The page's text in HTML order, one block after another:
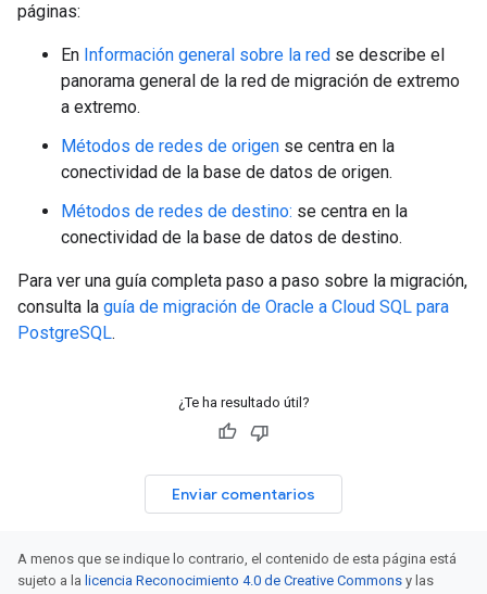
páginas:
En Información general sobre la red se describe el
panorama general de la red de migración de extremo
a extremo.
Métodos de redes de origen se centra en la
conectividad de la base de datos de origen.
Métodos de redes de destino: se centra en la
conectividad de la base de datos de destino.
Para ver una guía completa paso a paso sobre la migración,
consulta la guía de migración de Oracle a Cloud SQL para
PostgreSQL.
¿Te ha resultado útil?
Enviar comentarios
A menos que se indique lo contrario, el contenido de esta página está
sujeto a la licencia Reconocimiento 4.0 de Creative Commons y las